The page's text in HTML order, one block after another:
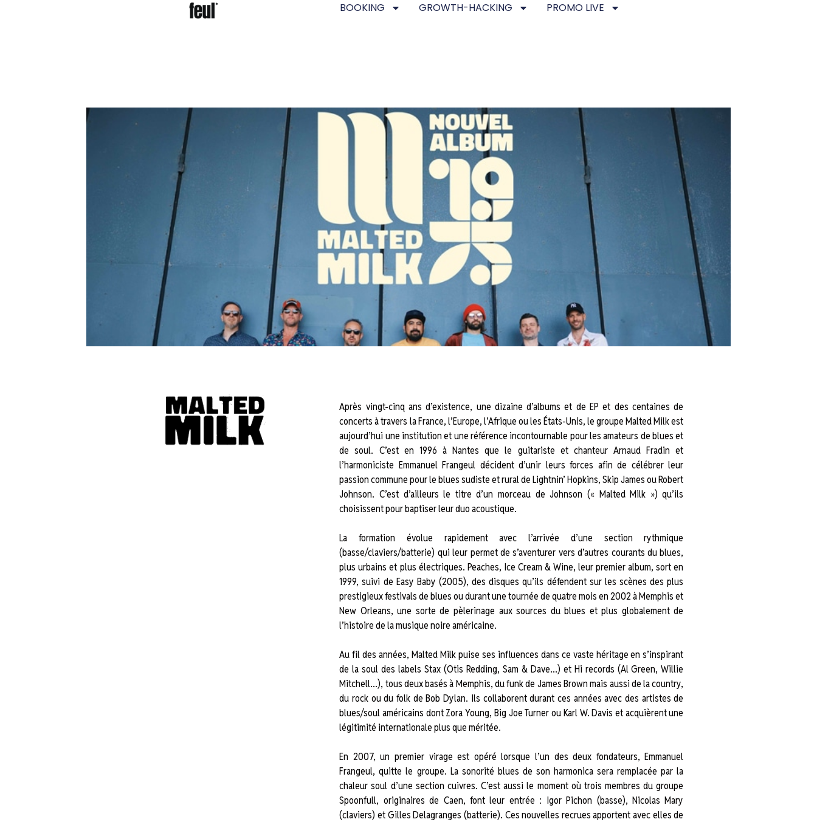
BOOKING GROWTH-HACKING PROMO LIVE
Après vingt-cinq ans d’existence, une dizaine d’albums et de EP et des centaines de
concerts à travers la France, l’Europe, l’Afrique ou les États-Unis, le groupe Malted Milk est
aujourd’hui une institution et une référence incontournable pour les amateurs de blues et
de soul. C’est en 1996 à Nantes que le guitariste et chanteur Arnaud Fradin et
l’harmoniciste Emmanuel Frangeul décident d’unir leurs forces afin de célébrer leur
passion commune pour le blues sudiste et rural de Lightnin’ Hopkins, Skip James ou Robert
Johnson. C’est d’ailleurs le titre d’un morceau de Johnson (« Malted Milk ») qu’ils
choisissent pour baptiser leur duo acoustique.
La formation évolue rapidement avec l’arrivée d’une section rythmique
(basse/claviers/batterie) qui leur permet de s’aventurer vers d’autres courants du blues,
plus urbains et plus électriques. Peaches, Ice Cream & Wine, leur premier album, sort en
1999, suivi de Easy Baby (2005), des disques qu’ils défendent sur les scènes des plus
prestigieux festivals de blues ou durant une tournée de quatre mois en 2002 à Memphis et
New Orleans, une sorte de pèlerinage aux sources du blues et plus globalement de
l’histoire de la musique noire américaine.
Au fil des années, Malted Milk puise ses influences dans ce vaste héritage en s’inspirant
de la soul des labels Stax (Otis Redding, Sam & Dave…) et Hi records (Al Green, Willie
Mitchell…), tous deux basés à Memphis, du funk de James Brown mais aussi de la country,
du rock ou du folk de Bob Dylan. Ils collaborent durant ces années avec des artistes de
blues/soul américains dont Zora Young, Big Joe Turner ou Karl W. Davis et acquièrent une
légitimité internationale plus que méritée.
En 2007, un premier virage est opéré lorsque l’un des deux fondateurs, Emmanuel
Frangeul, quitte le groupe. La sonorité blues de son harmonica sera remplacée par la
chaleur soul d’une section cuivres. C’est aussi le moment où trois membres du groupe
Spoonfull, originaires de Caen, font leur entrée : Igor Pichon (basse), Nicolas Mary
(claviers) et Gilles Delagranges (batterie). Ces nouvelles recrues apportent avec elles de